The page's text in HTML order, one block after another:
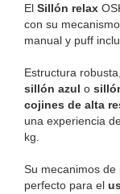
El Sillón relax
con su
manual y puff
Estructura
sillón azul o
cojines de alta
una experiencia
kg.
Su mecanimos
perfecto para el